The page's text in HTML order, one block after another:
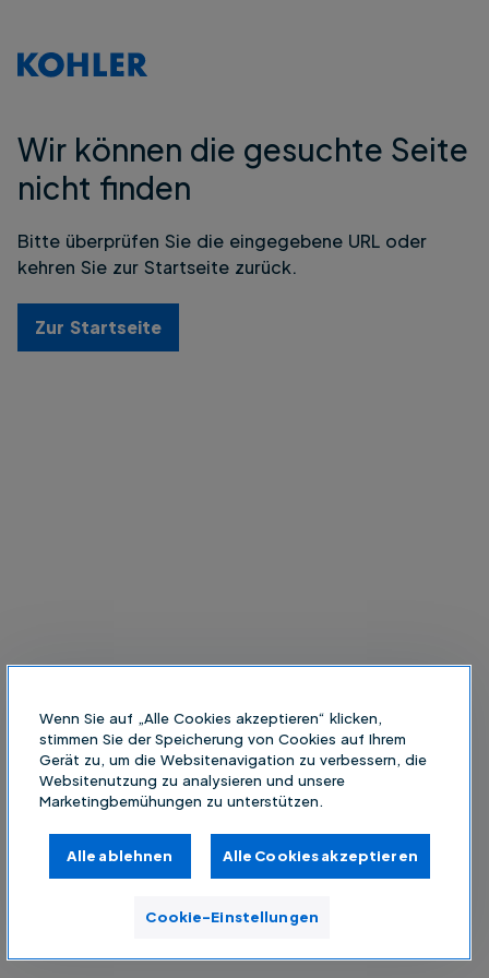
Wir können die gesuchte Seite
nicht finden
Bitte überprüfen Sie die eingegebene URL oder
kehren Sie zur Startseite zurück.
Zur Startseite
Wenn Sie auf „Alle Cookies akzeptieren“ klicken,
stimmen Sie der Speicherung von Cookies auf Ihrem
Gerät zu, um die Websitenavigation zu verbessern, die
Websitenutzung zu analysieren und unsere
Marketingbemühungen zu unterstützen.
Alle ablehnen Alle Cookies akzeptieren
Cookie-Einstellungen